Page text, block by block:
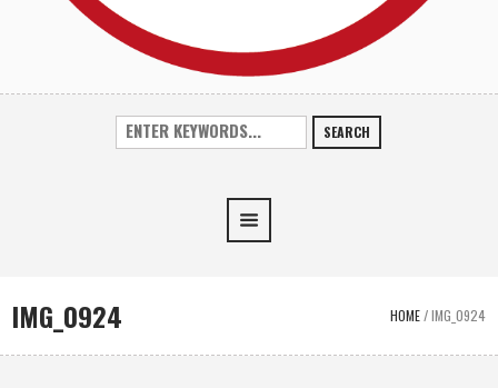
SEARCH
IMG_0924 HOME/IMG_0924